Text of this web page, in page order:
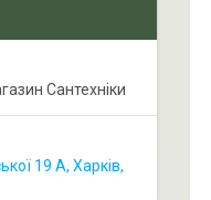
Сантехніки
19 А, Харків,